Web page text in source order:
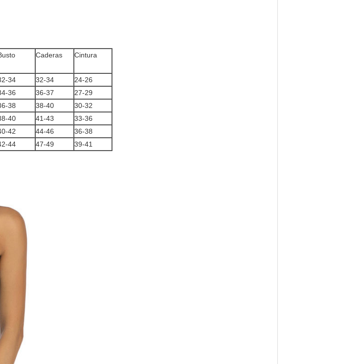
Caderas Cintura
34 32-34
24-26
36 36-37
27-29
38 38-40
30-32
40 41-43
33-36
42 44-46
36-38
44 47-49 39-41